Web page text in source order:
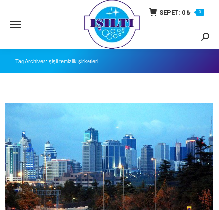
SEPET: 0 ₺ 0
Tag Archives:şişli temizlik şirketleri